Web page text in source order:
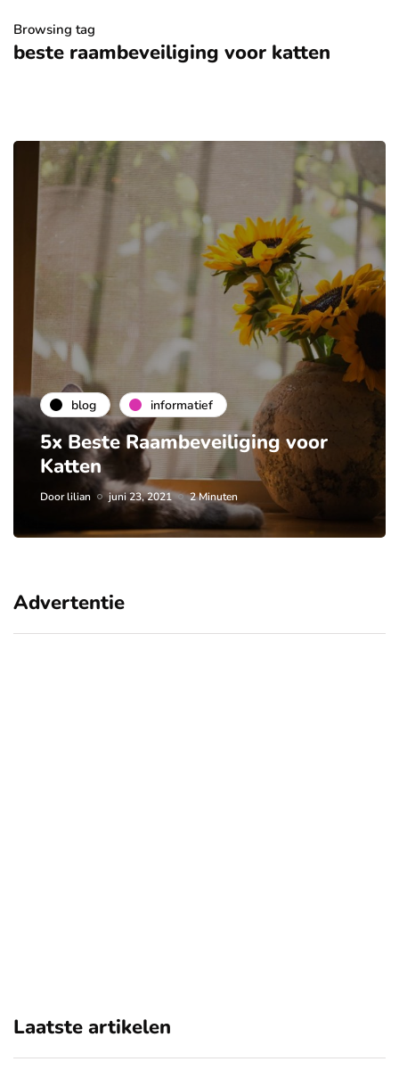
Browsing tag
beste raambeveiliging voor katten
blog informatief
5x Beste Raambeveiliging voor
Katten
Doorlilian juni 23, 2021 2 Minuten
Advertentie
Laatste artikelen